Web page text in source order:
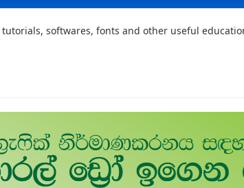
softwares, fonts and other useful